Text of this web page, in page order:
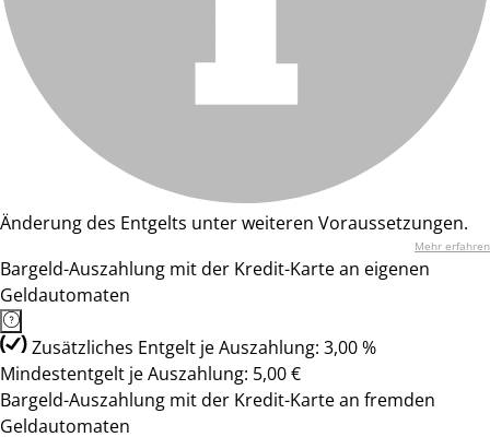
Änderung des Entgelts unter weiteren Voraussetzungen.
Mehr erfahren
Bargeld-Auszahlung mit der Kredit-Karte an eigenen
Geldautomaten
Zusätzliches Entgelt je Auszahlung: 3,00 %
Mindestentgelt je Auszahlung: 5,00 €
Bargeld-Auszahlung mit der Kredit-Karte an fremden
Geldautomaten